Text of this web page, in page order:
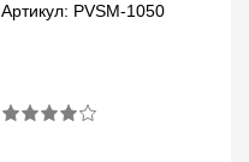
Артикул: PVSM-1050